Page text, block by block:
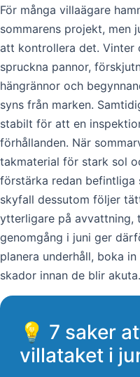
För många villaägare
sommarens projekt, men
att kontrollera det. Vinter
spruckna pannor,
hängrännor och
syns från marken.
stabilt för att en
förhållanden. När
takmaterial för stark sol
förstärka redan befintliga
skyfall dessutom följer
ytterligare på avvattning,
genomgång i juni ger
planera underhåll, boka
skador innan de blir akuta.
💡 7 saker
villataket i